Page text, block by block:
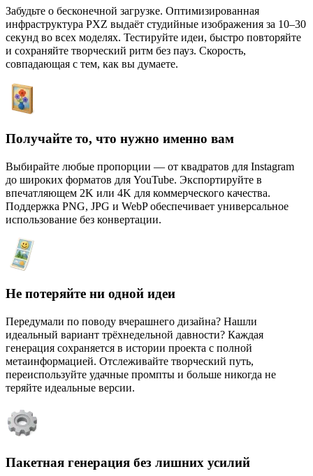
Забудьте о бесконечной загрузке. Оптимизированная
инфраструктура PXZ выдаёт студийные изображения за 10–30
секунд во всех моделях. Тестируйте идеи, быстро повторяйте
и сохраняйте творческий ритм без пауз. Скорость,
совпадающая с тем, как вы думаете.
Получайте то, что нужно именно вам
Выбирайте любые пропорции — от квадратов для Instagram
до широких форматов для YouTube. Экспортируйте в
впечатляющем 2K или 4K для коммерческого качества.
Поддержка PNG, JPG и WebP обеспечивает универсальное
использование без конвертации.
Не потеряйте ни одной идеи
Передумали по поводу вчерашнего дизайна? Нашли
идеальный вариант трёхнедельной давности? Каждая
генерация сохраняется в истории проекта с полной
метаинформацией. Отслеживайте творческий путь,
переиспользуйте удачные промпты и больше никогда не
теряйте идеальные версии.
Пакетная генерация без лишних усилий